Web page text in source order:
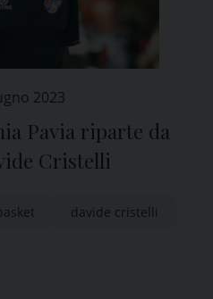
2023
Pavia riparte da
Cristelli
davide cristelli